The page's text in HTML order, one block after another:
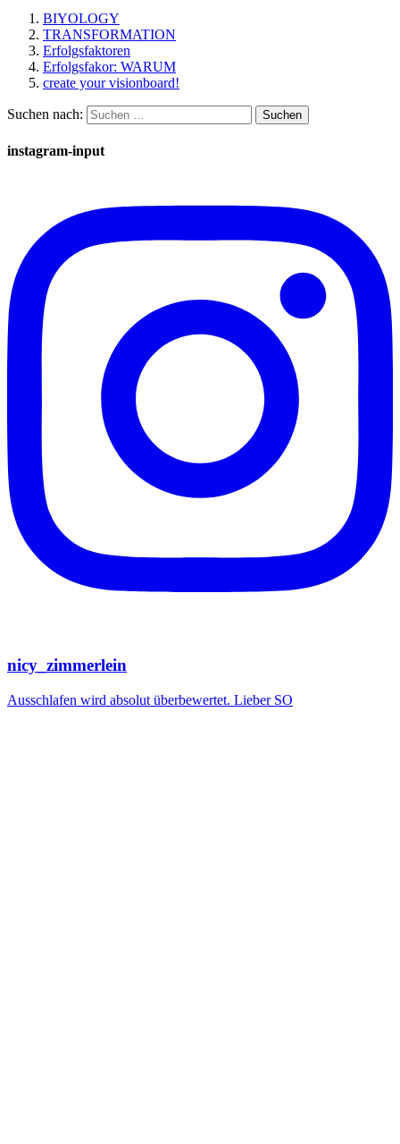
BIYOLOGY
TRANSFORMATION
Erfolgsfaktoren
Erfolgsfakor: WARUM
create your visionboard!
Suchen nach:
instagram-input
nicy_zimmerlein
Ausschlafen wird absolut überbewertet. Lieber SO